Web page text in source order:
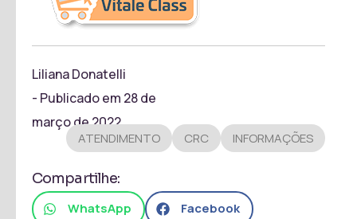
Liliana Donatelli
- Publicado em 28 de
março de 2022
ATENDIMENTO CRC INFORMAÇÕES
Compartilhe:
WhatsApp Facebook